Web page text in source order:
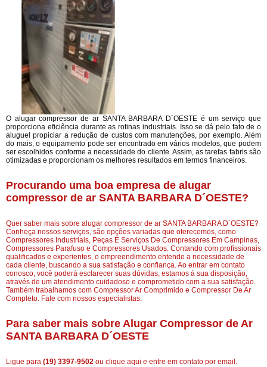
O alugar compressor de ar SANTA BARBARA D´OESTE é um serviço que
proporciona eficiência durante as rotinas industriais. Isso se dá pelo fato de o
aluguel propiciar a redução de custos com manutenções, por exemplo. Além
do mais, o equipamento pode ser encontrado em vários modelos, que podem
ser escolhidos conforme a necessidade do cliente. Assim, as tarefas fabris são
otimizadas e proporcionam os melhores resultados em termos financeiros.
Procurando uma boa empresa de alugar
compressor de ar SANTA BARBARA D´OESTE?
Quer saber mais sobre alugar compressor de ar SANTA BARBARA D´OESTE?
Conheça nossos serviços, são opções variadas que oferecemos, como
Compressores Industriais, Peças E Serviços De Compressores Em Campinas,
Compressores Parafuso e Compressores Usados. Contando com profissionais
qualificados e experientes, o empreendimento entende a necessidade de
cada cliente, buscando a sua satisfação e confiança. Ao entrar em contato
conosco, você poderá esclarecer suas dúvidas, estamos à sua disposição,
através de um atendimento cuidadoso e comprometido com a sua satisfação.
Também trabalhamos com Compressor Ar Comprimido e Compressor De Ar
Completo. Fale com nossos especialistas.
Para saber mais sobre Alugar Compressor de Ar
SANTA BARBARA D´OESTE
Ligue para (19) 3397-9502 ou clique aqui e entre em contato por email.